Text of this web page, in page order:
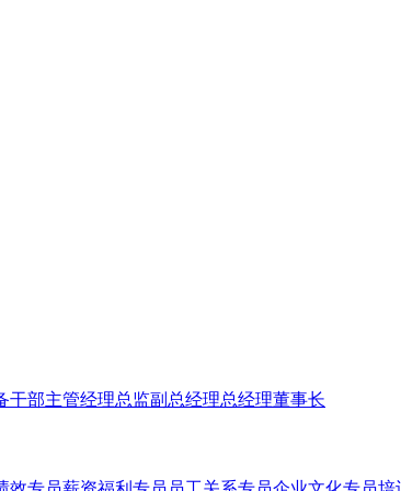
干部主管经理总监副总经理总经理董事长